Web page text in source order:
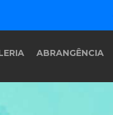
ABRANGÊNCIA